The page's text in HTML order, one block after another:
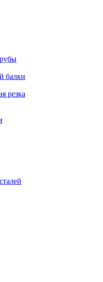
балки
резка